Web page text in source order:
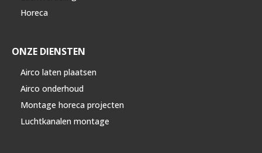
Horeca
ONZE DIENSTEN
Airco laten plaatsen
Airco onderhoud
Montage horeca projecten
Luchtkanalen montage